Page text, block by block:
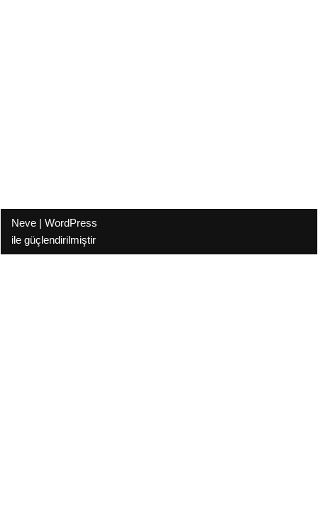
Neve | WordPress
ile güçlendirilmiştir